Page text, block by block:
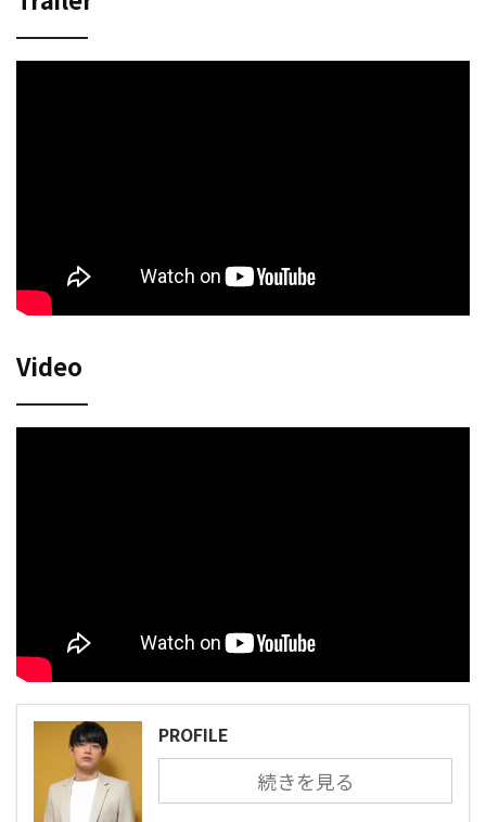
Video
PROFILE
続きを見る